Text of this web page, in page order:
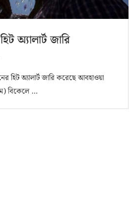
অ্যালার্ট জারি
হিট অ্যালার্ট জারি করেছে আবহাওয়া
বিকেলে …